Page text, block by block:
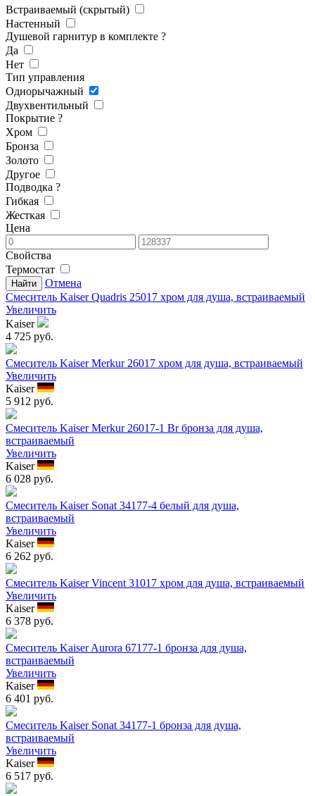
Встраиваемый (скрытый)
Настенный
Душевой гарнитур в комплекте ?
Да
Нет
Тип управления
Однорычажный
Двухвентильный
Покрытие ?
Хром
Бронза
Золото
Другое
Подводка ?
Гибкая
Жесткая
Цена
Свойства
Термостат
Отмена
Смеситель Kaiser Quadris 25017 хром для душа, встраиваемый
Увеличить
Kaiser
4 725 руб.
Смеситель Kaiser Merkur 26017 хром для душа, встраиваемый
Увеличить
Kaiser
5 912 руб.
Смеситель Kaiser Merkur 26017-1 Br бронза для душа,
встраиваемый
Увеличить
Kaiser
6 028 руб.
Смеситель Kaiser Sonat 34177-4 белый для душа,
встраиваемый
Увеличить
Kaiser
6 262 руб.
Смеситель Kaiser Vincent 31017 хром для душа, встраиваемый
Увеличить
Kaiser
6 378 руб.
Смеситель Kaiser Aurora 67177-1 бронза для душа,
встраиваемый
Увеличить
Kaiser
6 401 руб.
Смеситель Kaiser Sonat 34177-1 бронза для душа,
встраиваемый
Увеличить
Kaiser
6 517 руб.